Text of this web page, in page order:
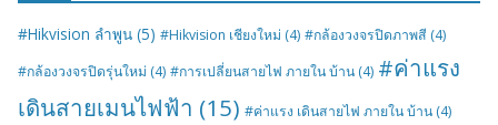
#Hikvision ลำพูน (5) #Hikvision เชียงใหม่ (4) #กล้องวงจรปิดภาพสี (4)
#กล้องวงจรปิดรุ่นใหม่ (4) #การเปลี่ยนสายไฟ ภายใน บ้าน (4) #ค่าแรง
เดินสายเมนไฟฟ้า (15) #ค่าแรง เดินสายไฟ ภายใน บ้าน (4)